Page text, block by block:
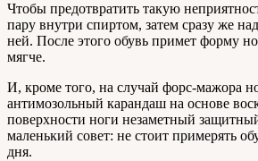
Чтобы предотвратить такую
пару внутри спиртом, затем сразу же
ней. После этого обувь примет форму
мягче.
И, кроме того, на случай форс-мажора
антимозольный карандаш на основе
поверхности ноги незаметный
маленький совет: не стоит примерять
дня.